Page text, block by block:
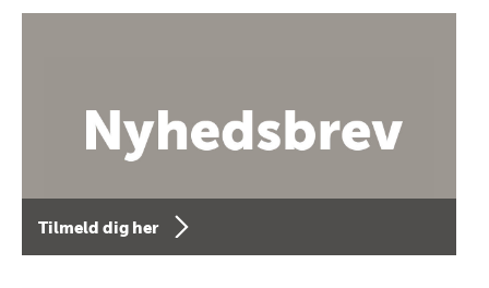
Tilmeld dig her